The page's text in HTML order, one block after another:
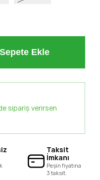
sipariş verirsen
Taksit
İmkanı
Peşin fiyatına
3 taksit.